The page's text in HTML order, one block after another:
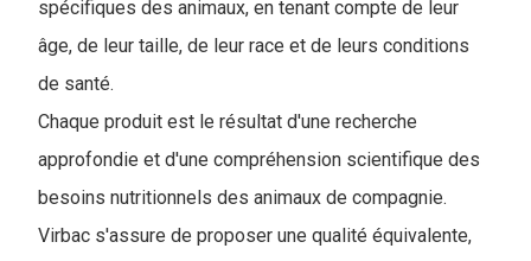
spécifiques des animaux, en tenant compte de leur
âge, de leur taille, de leur race et de leurs conditions
de santé.
Chaque produit est le résultat d'une recherche
approfondie et d'une compréhension scientifique des
besoins nutritionnels des animaux de compagnie.
Virbac s'assure de proposer une qualité équivalente,